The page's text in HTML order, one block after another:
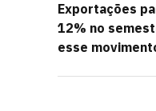
Exportações
12% no
esse